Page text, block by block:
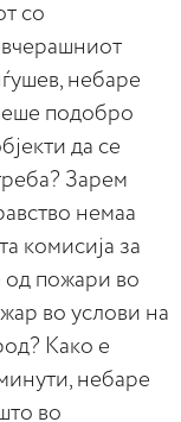
со
небаре
подобро
да се
Зарем
немаа
комисија за
од пожари во
во услови на
Како е
небаре
во